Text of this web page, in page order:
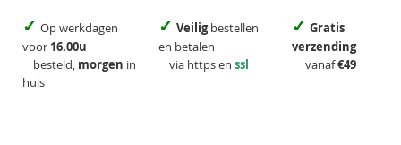
✓ Op werkdagen
voor 16.00u
besteld, morgen in
huis
✓ Veiligbestellen
en betalen
via https en ssl
✓ Gratis
verzending
vanaf€49